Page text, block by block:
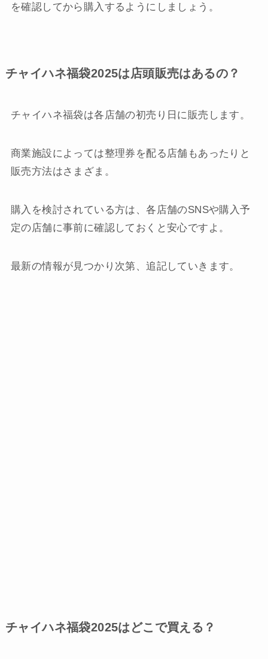
を確認してから購入するようにしましょう。
チャイハネ福袋2025は店頭販売はあるの？
チャイハネ福袋は各店舗の初売り日に販売します。
商業施設によっては整理券を配る店舗もあったりと
販売方法はさまざま。
購入を検討されている方は、各店舗のSNSや購入予
定の店舗に事前に確認しておくと安心ですよ。
最新の情報が見つかり次第、追記していきます。
チャイハネ福袋2025はどこで買える？